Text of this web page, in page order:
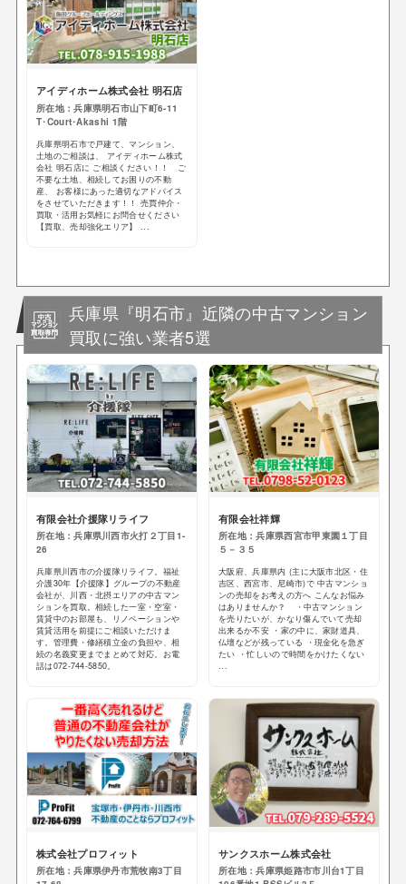
アイディホーム株式会社 明石店
所在地：兵庫県明石市山下町6-11
T･Court･Akashi 1階
兵庫県明石市で戸建て、マンション、
土地のご相談は、 アイディホーム株式
会社 明石店に ご相談ください！！ ご
不要な土地、相続してお困りの不動
産、 お客様にあった適切なアドバイス
をさせていただきます！！ 売買仲介・
買取・活用お気軽にお問合せください
【買取、売却強化エリア】 ...
兵庫県『明石市』近隣の中古マンション
買取に強い業者5選
有限会社介援隊リライフ
所在地：兵庫県川西市火打２丁目1-
26
兵庫県川西市の介援隊リライフ。福祉
介護30年【介援隊】グループの不動産
会社が、川西・北摂エリアの中古マン
ションを買取。相続した一室・空室・
賃貸中のお部屋も、リノベーションや
賃貸活用を前提にご相談いただけま
す。管理費・修繕積立金の負担や、相
続の名義変更までまとめて対応。お電
話は072-744-5850。
有限会社祥輝
所在地：兵庫県西宮市甲東園１丁目
５－３５
大阪府、兵庫県内 (主に大阪市北区・住
吉区、西宮市、尼崎市)で 中古マンショ
ンの売却をお考えの方へ こんなお悩み
はありませんか？ ・中古マンション
を売りたいが、かなり傷んでいて売却
出来るか不安 ・家の中に、家財道具、
仏壇などが残っている ・現金化を急ぎ
たい ・忙しいので時間をかけたくない
...
株式会社プロフィット
所在地：兵庫県伊丹市荒牧南3丁目
サンクスホーム株式会社
所在地：兵庫県姫路市市川台1丁目